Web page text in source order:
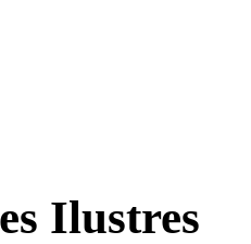
Ilustres